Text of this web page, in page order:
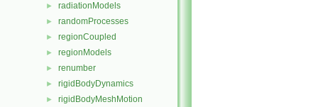
► radiationModels
► randomProcesses
► regionCoupled
► regionModels
► renumber
► rigidBodyDynamics
► rigidBodyMeshMotion